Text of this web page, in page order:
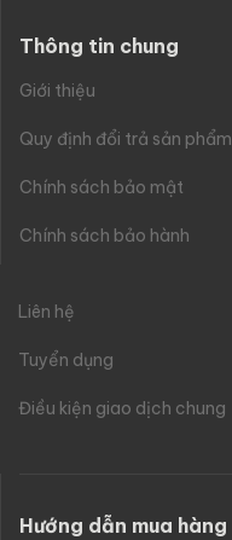
Thông tin chung
Giới thiệu
Quy định đổi trả sản phẩm
Chính sách bảo mật
Chính sách bảo hành
Liên hệ
Tuyển dụng
Điều kiện giao dịch chung
Hướng dẫn mua hàng